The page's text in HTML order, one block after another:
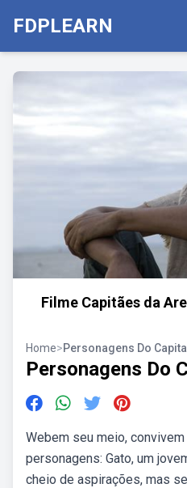
FDPLEARN
Filme Capitães da
Home>Personagens Do
Personagens Do
Webem seu meio,
personagens: Gato, um
cheio de aspirações, mas